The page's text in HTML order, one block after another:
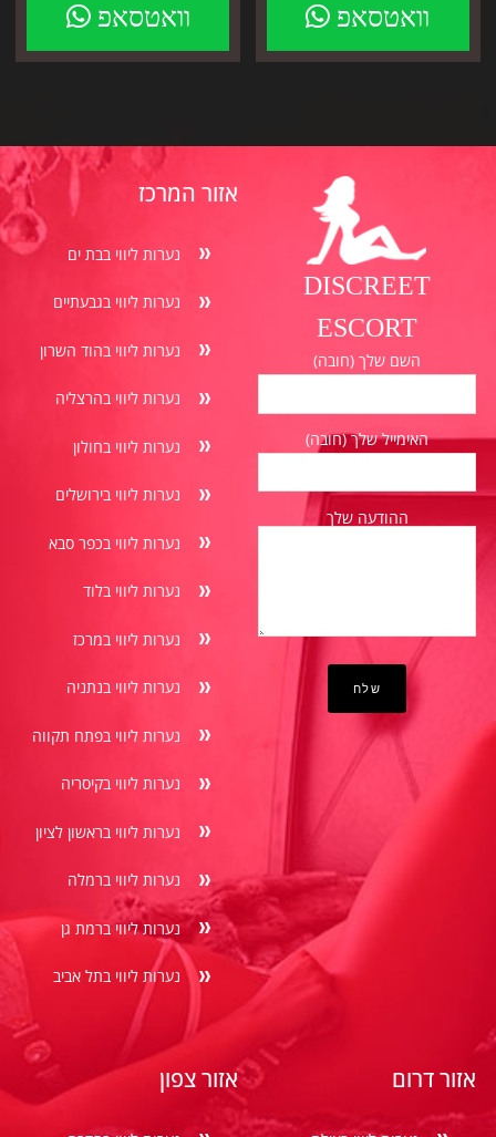
וואטסאפ וואטסאפ
DISCREET
ESCORT
השם שלך (חובה)
האימייל שלך (חובה)
ההודעה שלך
אזור המרכז
נערות ליווי בבת ים
נערות ליווי בגבעתיים
נערות ליווי בהוד השרון
נערות ליווי בהרצליה
נערות ליווי בחולון
נערות ליווי בירושלים
נערות ליווי בכפר סבא
נערות ליווי בלוד
נערות ליווי במרכז
נערות ליווי בנתניה
נערות ליווי בפתח תקווה
נערות ליווי בקיסריה
נערות ליווי בראשון לציון
נערות ליווי ברמלה
נערות ליווי ברמת גן
נערות ליווי בתל אביב
אזור דרום אזור צפון